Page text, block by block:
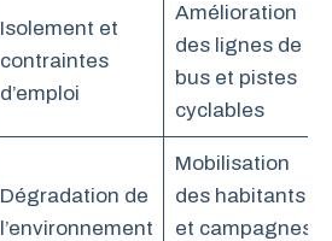
Isolement et
contraintes
d’emploi
Amélioration
des lignes de
bus et pistes
cyclables
Dégradation de
l’environnement
Mobilisation
des habitants
et campagnes